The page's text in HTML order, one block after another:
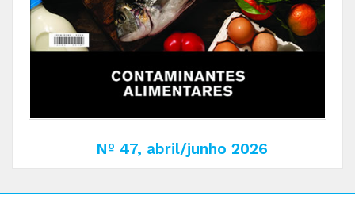
Nº 47, abril/junho 2026